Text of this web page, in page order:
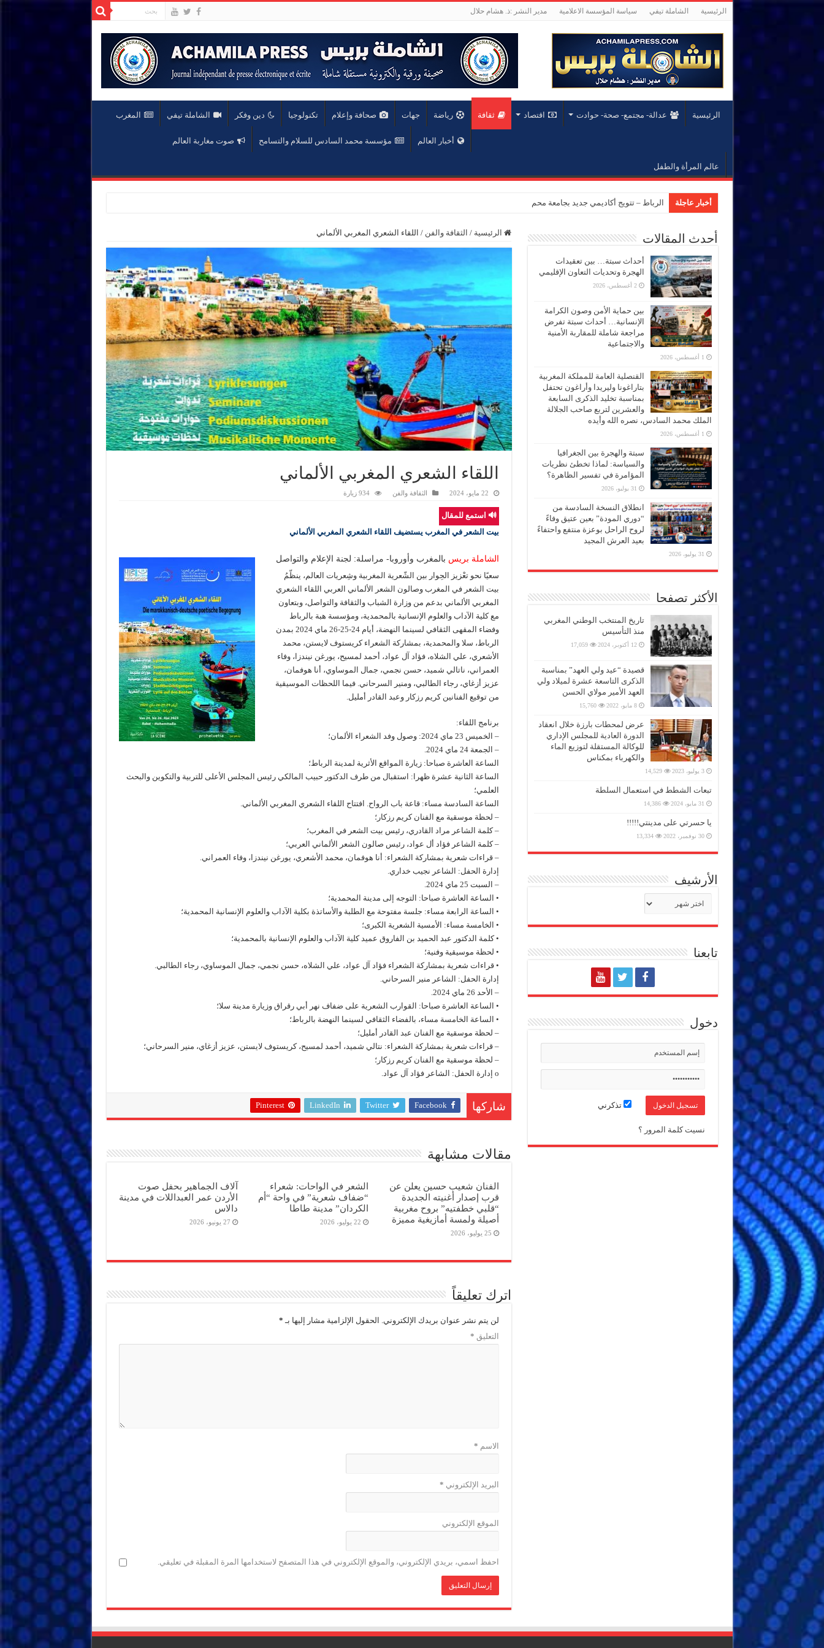
الرئيسية الشاملة تيفي سياسة المؤسسة الاعلامية مدير النشر :ذ. هشام حلال
الرئيسية عدالة- مجتمع- صحة- حوادت اقتصاد ثقافة رياضة جهات صحافة وإعلام تكنولوجيا دين وفكر الشاملة تيفي المغرب
أخبار العالم مؤسسة محمد السادس للسلام والتسامح صوت مغاربة العالم
عالم المرأة والطفل
أخبار عاجلة الرباط – تتويج أكاديمي جديد بجامعة محمد الخامس
الرئيسية / الثقافة والفن / اللقاء الشعري المغربي الألماني
اللقاء الشعري المغربي الألماني
22 مايو، 2024 الثقافة والفن 934 زيارة
🔊 استمع للمقال
بيت الشعر في المغرب يستضيف اللقاء الشعري المغربي الألماني
الشاملة بريس بالمغرب وأوروبا- مراسلة: لجنة الإعلام والتواصل
سعيًا نحو تعْزيز الحِوار بين الشّعرية المغربية وشِعريات العالم، ينظّمُ
بيت الشعر في المغرب وصالون الشعر الألماني العربي اللقاء الشعري
المغربي الألماني بدعم من وزارة الشباب والثقافة والتواصل، وبتعاون
مع كلية الآداب والعلوم الإنسانية بالمحمدية، ومؤسسة هبة بالرباط
وفضاء المقهى الثقافي لسينما النهضة، أيام 24-25-26 ماي 2024 بمدن
الرباط، سلا والمحمدية، بمشاركة الشعراء كريستوف لايستن، محمد
الأشعري، علي الشلاه، فؤاد آل عواد، أحمد لمسيح، يورغن نيندزا، وفاء
العمراني، ناتالي شميد، حسن نجمي، جمال الموساوي، أنا هوفمان،
عزيز أزغاي، رجاء الطالبي، ومنير السرحاني. فيما اللحظات الموسيقية
من توقيع الفنانين كريم رزكار وعبد القادر أمليل.
برنامج اللقاء:
– الخميس 23 ماي 2024: وصول وفد الشعراء الألمان؛
– الجمعة 24 ماي 2024.
الساعة العاشرة صباحا: زيارة المواقع الأثرية لمدينة الرباط؛
الساعة الثانية عشرة ظهرا: استقبال من طرف الدكتور حبيب المالكي رئيس المجلس الأعلى للتربية والتكوين والبحث
العلمي؛
الساعة السادسة مساء: قاعة باب الرواح. افتتاح اللقاء الشعري المغربي الألماني.
– لحظة موسقية مع الفنان كريم رزكار؛
– كلمة الشاعر مراد القادري، رئيس بيت الشعر في المغرب؛
– كلمة الشاعر فؤاد أل عواد، رئيس صالون الشعر الألماني العربي؛
– قراءات شعرية بمشاركة الشعراء: أنا هوفمان، محمد الأشعري، يورغن نيندزا، وفاء العمراني.
إدارة الحفل: الشاعر نجيب خداري.
– السبت 25 ماي 2024.
• الساعة العاشرة صباحا: التوجه إلى مدينة المحمدية؛
• الساعة الرابعة مساء: جلسة مفتوحة مع الطلبة والأساتذة بكلية الآداب والعلوم الإنسانية المحمدية؛
• الخامسة مساء: الأمسية الشعرية الكبرى؛
• كلمة الدكتور عبد الحميد بن الفاروق عميد كلية الآداب والعلوم الإنسانية بالمحمدية؛
• لحظة موسيقية وفنية؛
• قراءات شعرية بمشاركة الشعراء فؤاد آل عواد، علي الشلاه، حسن نجمي، جمال الموساوي، رجاء الطالبي.
إدارة الحفل: الشاعر منير السرحاني.
– الأحد 26 ماي 2024.
• الساعة العاشرة صباحا: القوارب الشعرية على ضفاف نهر أبي رقراق وزيارة مدينة سلا؛
• الساعة الخامسة مساء، بالفضاء الثقافي لسينما النهضة بالرباط؛
– لحظة موسقية مع الفنان عبد القادر أمليل؛
– قراءات شعرية بمشاركة الشعراء: نتالي شميد، أحمد لمسيح، كريستوف لايستن، عزيز أزغاي، منير السرحاني؛
– لحظة موسقية مع الفنان كريم رزكار؛
o إدارة الحفل: الشاعر فؤاد آل عواد.
شاركها Facebook
Twitter
LinkedIn
Pinterest
مقالات مشابهة
الفنان شعيب حسين يعلن عن
قرب إصدار أغنيته الجديدة
“قلبي خطفتيه” بروح مغربية
أصيلة ولمسة أمازيغية مميزة
25 يوليو، 2026
الشعر في الواحات: شعراء
“ضفاف شعرية” في واحة “أم
الكردان” مدينة طاطا
22 يوليو، 2026
آلاف الجماهير بحفل صوت
الأردن عمر العبداللات في مدينة
دالاس
27 يونيو، 2026
اترك تعليقاً
لن يتم نشر عنوان بريدك الإلكتروني. الحقول الإلزامية مشار إليها بـ *
التعليق *
الاسم *
البريد الإلكتروني *
الموقع الإلكتروني
احفظ اسمي، بريدي الإلكتروني، والموقع الإلكتروني في هذا المتصفح لاستخدامها المرة المقبلة في تعليقي.
أحدث المقالات
أحداث سبتة… بين تعقيدات
الهجرة وتحديات التعاون الإقليمي
2 أغسطس، 2026
بين حماية الأمن وصون الكرامة
الإنسانية… أحداث سبتة تفرض
مراجعة شاملة للمقاربة الأمنية
والاجتماعية
1 أغسطس، 2026
القنصلية العامة للمملكة المغربية
بتاراغونا وليريدا وأراغون تحتفل
بمناسبة تخليد الذكرى السابعة
والعشرين لتربع صاحب الجلالة
الملك محمد السادس، نصره الله وأيده
1 أغسطس، 2026
سبتة والهجرة بين الجغرافيا
والسياسة: لماذا تخطئ نظريات
المؤامرة في تفسير الظاهرة؟
31 يوليو، 2026
انطلاق النسخة السادسة من
“دوري المودة” بعين عتيق وفاءً
لروح الراحل بوعزة منتفع واحتفاءً
بعيد العرش المجيد
31 يوليو، 2026
الأكثر تصفحا
تاريخ المنتخب الوطني المغربي
منذ التأسيس
12 أكتوبر، 2024 17,059
قصيدة “عيد ولي العهد” بمناسبة
الذكرى التاسعة عشرة لميلاد ولي
العهد الأمير مولاي الحسن
8 مايو، 2022 15,760
عرض لمحطات بارزة خلال انعقاد
الدورة العادية للمجلس الإداري
للوكالة المستقلة لتوزيع الماء
والكهرباء بمكناس
3 يوليو، 2023 14,529
تبعات الشطط في استعمال السلطة
31 مايو، 2024 14,386
يا حسرتي على مدينتي!!!!!
30 نوفمبر، 2022 13,334
الأرشيف
تابعنا
دخول
تذكرني
نسيت كلمة المرور ؟